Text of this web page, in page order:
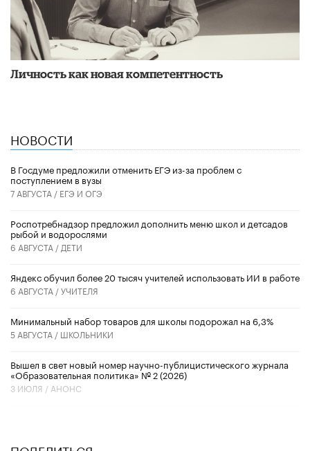
Личность как новая компетентность
НОВОСТИ
В Госдуме предложили отменить ЕГЭ из-за проблем с
поступлением в вузы
7 АВГУСТА / ЕГЭ И ОГЭ
Роспотребнадзор предложил дополнить меню школ и детсадов
рыбой и водорослями
6 АВГУСТА / ДЕТИ
​Яндекс обучил более 20 тысяч учителей использовать ИИ в работе
6 АВГУСТА /УЧИТЕЛЯ
Минимальный набор товаров для школы подорожал на 6,3%
5 АВГУСТА / ШКОЛЬНИКИ
Вышел в свет новый номер научно-публицистического журнала
«Образовательная политика» № 2 (2026)
3 ИЮЛЯ / АНОНС